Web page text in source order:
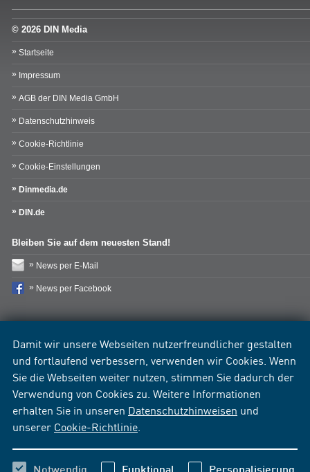
Damit wir unsere Webseiten nutzerfreundlicher gestalten
und fortlaufend verbessern, verwenden wir Cookies. Wenn
Sie die Webseiten weiter nutzen, stimmen Sie dadurch der
Verwendung von Cookies zu. Weitere Informationen
erhalten Sie in unseren Datenschutzhinweisen und
unserer Cookie-Richtlinie
Notwendig Funktional Personalisierung
© 2026 DIN Media
Startseite
Impressum
AGB der DIN Media GmbH
Datenschutzhinweis
Cookie-Richtlinie
Cookie-Einstellungen
Dinmedia.de
DIN.de
Bleiben Sie auf dem neuesten Stand!
News per E-Mail
News per Facebook